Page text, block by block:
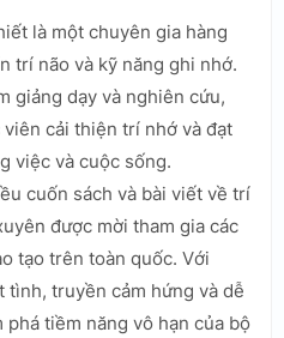
là một chuyên gia hàng
trí não và kỹ năng ghi nhớ.
giảng dạy và nghiên cứu,
cải thiện trí nhớ và đạt
việc và cuộc sống.
cuốn sách và bài viết về trí
được mời tham gia các
tạo trên toàn quốc. Với
tình, truyền cảm hứng và dễ
tiềm năng vô hạn của bộ